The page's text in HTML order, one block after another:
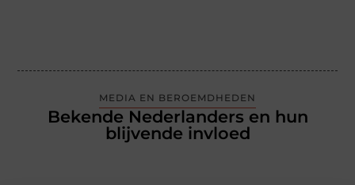
MEDIA EN BEROEMDHEDEN
Bekende Nederlanders en hun
blijvende invloed